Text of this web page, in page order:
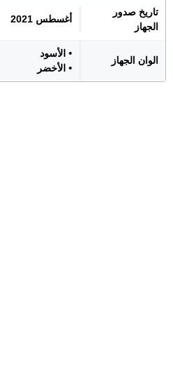
تاريخ صدور
الجهاز
أغسطس 2021
الوان الجهاز
• الأسود
• الأخضر